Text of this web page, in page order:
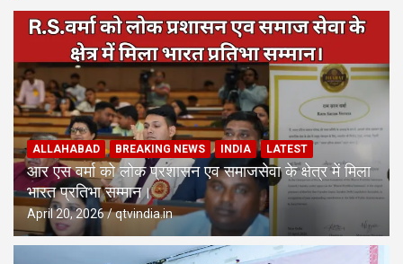
ALLAHABAD BREAKING NEWS INDIA LATEST
आर एस वर्मा को लोक प्रशासन एव समाजसेवा के क्षेत्र में मिला
भारत प्रतिभा सम्मान।
April 20, 2026 qtvindia.in